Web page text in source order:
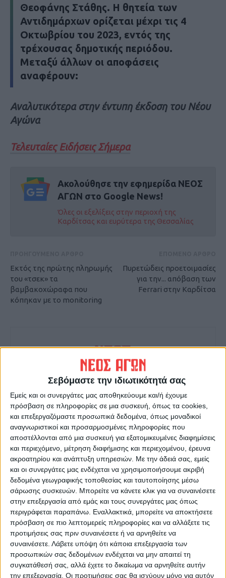
Σεβόμαστε την ιδιωτικότητά σας
Εμείς και οι συνεργάτες μας αποθηκεύουμε και/ή έχουμε
πρόσβαση σε πληροφορίες σε μια συσκευή, όπως τα cookies,
και επεξεργαζόμαστε προσωπικά δεδομένα, όπως μοναδικοί
αναγνωριστικοί και προσαρμοσμένες πληροφορίες που
αποστέλλονται από μια συσκευή για εξατομικευμένες διαφημίσεις
και περιεχόμενο, μέτρηση διαφήμισης και περιεχομένου, έρευνα
ακροατηρίου και ανάπτυξη υπηρεσιών. Με την άδειά σας, εμείς
και οι συνεργάτες μας ενδέχεται να χρησιμοποιήσουμε ακριβή
δεδομένα γεωγραφικής τοποθεσίας και ταυτοποίησης μέσω
σάρωσης συσκευών. Μπορείτε να κάνετε κλικ για να συναινέσετε
στην επεξεργασία από εμάς και τους συνεργάτες μας όπως
περιγράφεται παραπάνω. Εναλλακτικά, μπορείτε να αποκτήσετε
πρόσβαση σε πιο λεπτομερείς πληροφορίες και να αλλάξετε τις
προτιμήσεις σας πριν συναινέσετε ή να αρνηθείτε να
συναινέσετε. Λάβετε υπόψη ότι κάποια επεξεργασία των
προσωπικών σας δεδομένων ενδέχεται να μην απαιτεί τη
συγκατάθεσή σας, αλλά έχετε το δικαίωμα να αρνηθείτε αυτήν
την επεξεργασία. Οι προτιμήσεις σας θα ισχύουν μόνο για αυτόν
Θεοφάνης Στάθης. Η θητεία των
Αντιδημάρχων ορίζεται μέχρι τις 4
Οκτωβρίου του 2023, εντός της
τρέχουσας δημοτικής περιόδου.
Μεταξύ άλλων οι αποφάσεις
αναφέρουν:
Αναλυτικότερα στην έντυπη έκδοση του Νέου
Αγώνα
Τελευταίες Ειδήσεις Σήμερα
Ακολούθησε την εφημερίδα ΝΕΟΣ
ΑΓΩΝ στο Google News!
Όλες οι εξελίξεις στην περιοχή της
Καρδίτσας και ευρύτερα της Θεσσαλίας
Εκτός της πρώτης πληρωμής
του «τσεκ» τα
βαμβακοχώραφα που
κόπηκαν με το monitoring
Πυρετώδεις προετοιμασίες
για την... απόβαση των
Ferrari στην Καρδίτσα
ΝΕΟΣ ΑΓΩΝ
https://neosagon.gr
Η Αρχαιότερη Καθημερινή Πρωινή Εφημερίδα της Καρδίτσας
ΠΑΡΟΜΟΙΑ ΑΡΘΡΑ